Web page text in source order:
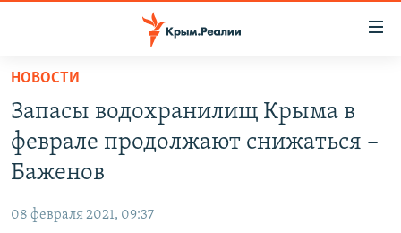
Вернуться
основному
содержанию
Вернутся
главной
навигации
СПЕЦПРОЕКТЫ
11 ЛЕТ ОККУПАЦИИ КРЫМА. 11 ИСТОРИЙ СОПРОТИВЛЕНИЯ
ВОДА
ЕЩЕ
НОВОСТИ
Запасы водохранилищ Крыма в
феврале продолжают снижаться –
Баженов
08 февраля 2021, 09:37